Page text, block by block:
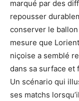
marqué par des
repousser
conserver le
mesure que
niçoise a semblé
dans sa surface et
Un scénario qui
ses matchs